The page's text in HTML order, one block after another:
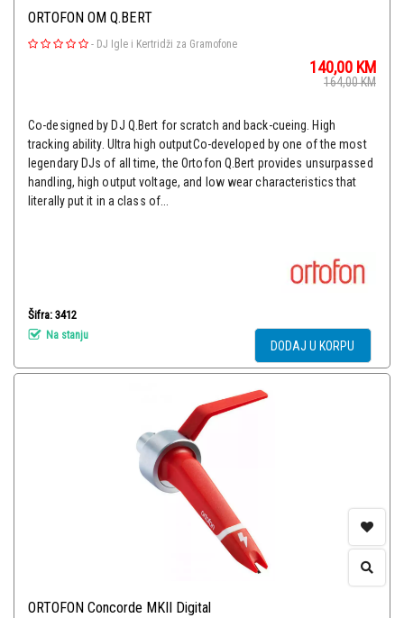
ORTOFON OM Q.BERT
- DJ Igle i Kertridži za Gramofone
140,00 KM
164,00KM
Co-designed by DJ Q.Bert for scratch and back-cueing. High
tracking ability. Ultra high outputCo-developed by one of the most
legendary DJs of all time, the Ortofon Q.Bert provides unsurpassed
handling, high output voltage, and low wear characteristics that
literally put it in a class of...
Šifra: 3412
Na stanju
DODAJ U KORPU
ORTOFON Concorde MKII Digital